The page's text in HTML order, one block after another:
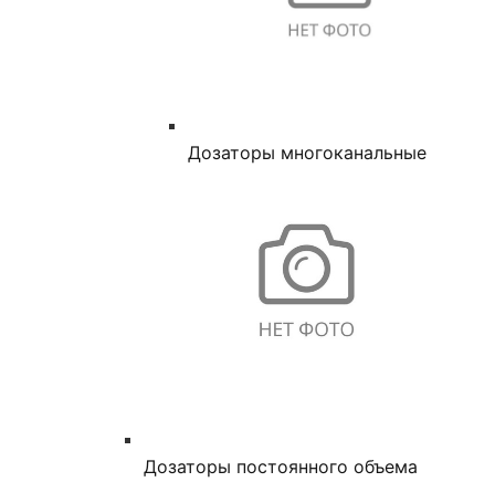
Дозаторы многоканальные
Дозаторы постоянного объема